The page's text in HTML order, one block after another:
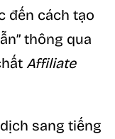
đến cách tạo
thông qua
Affiliate
sang tiếng